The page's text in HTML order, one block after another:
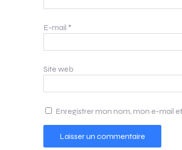
E-mail *
Site web
Enregistrer mon nom, mon e-mail